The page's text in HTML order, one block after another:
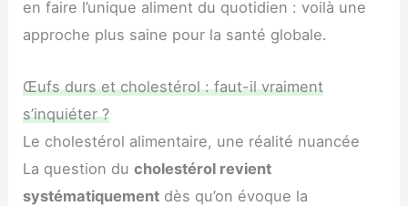
en faire l’unique aliment du quotidien : voilà une
approche plus saine pour la santé globale.
Œufs durs et cholestérol : faut-il vraiment
s’inquiéter ?
Le cholestérol alimentaire, une réalité nuancée
La question ducholestérol revient
systématiquement dès qu’on évoque la